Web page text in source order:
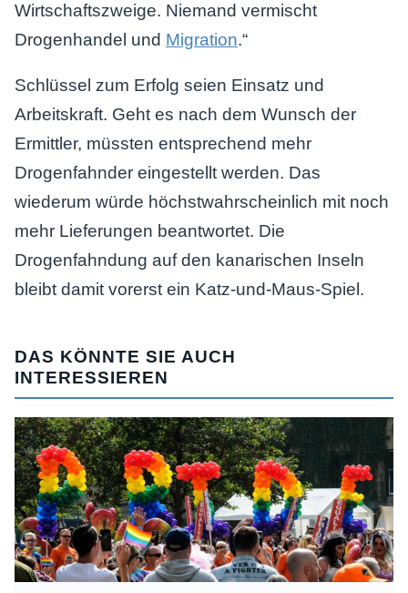
Wirtschaftszweige. Niemand vermischt
Drogenhandel und Migration.“
Schlüssel zum Erfolg seien Einsatz und
Arbeitskraft. Geht es nach dem Wunsch der
Ermittler, müssten entsprechend mehr
Drogenfahnder eingestellt werden. Das
wiederum würde höchstwahrscheinlich mit noch
mehr Lieferungen beantwortet. Die
Drogenfahndung auf den kanarischen Inseln
bleibt damit vorerst ein Katz-und-Maus-Spiel.
DAS KÖNNTE SIE AUCH
INTERESSIEREN